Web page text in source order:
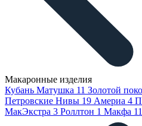
Макаронные изделия
Кубань Матушка 11 Золотой
Петровские Нивы 19 Америа 4
МакЭкстра 3 Роллтон 1 Макфа 11